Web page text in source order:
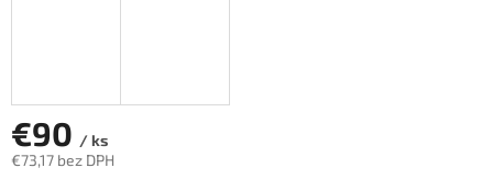
€90 / ks
€73,17 bez DPH